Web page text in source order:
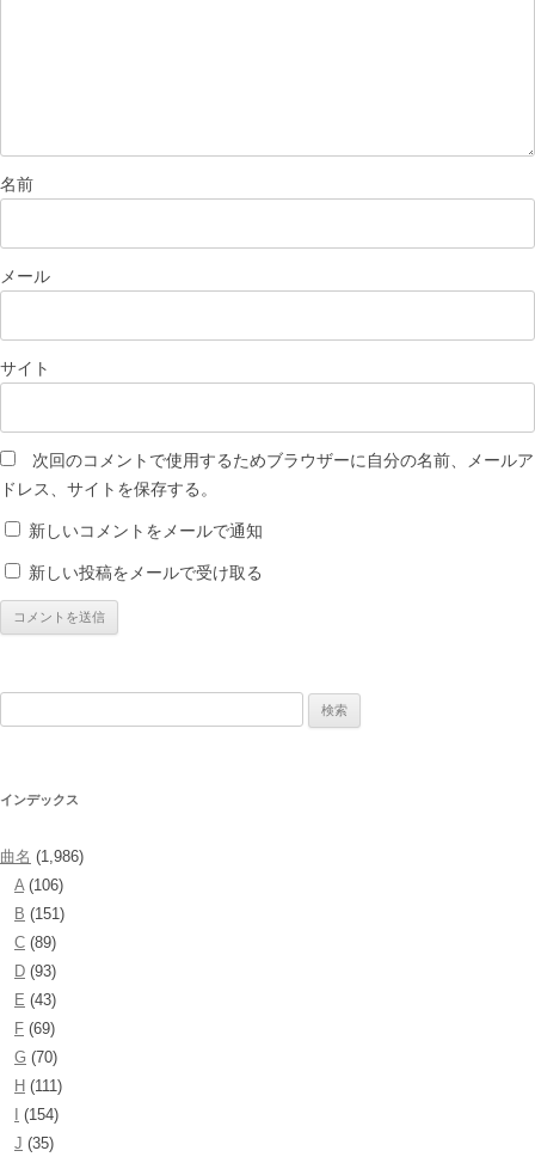
名前
メール
サイト
次回のコメントで使用するためブラウザーに自分の名前、メールア
ドレス、サイトを保存する。
新しいコメントをメールで通知
新しい投稿をメールで受け取る
インデックス
曲名 (1,986)
A(106)
B (151)
C (89)
D (93)
E (43)
F (69)
G (70)
H (111)
(154)
J (35)